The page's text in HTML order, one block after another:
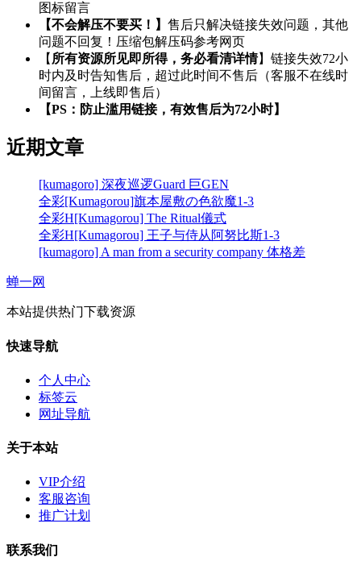
图标留言
【不会解压不要买！】 售后只解决链接失效问题，其他
问题不回复！压缩包解压码参考网页
【 所有资源所见即所得，务必看清详情】链接失效72小
时内及时告知售后，超过此时间不售后（客服不在线时
间留言，上线即售后）
【PS：防止滥用链接，有效售后为72小时】
近期文章
[kumagoro] 深夜巡逻Guard 巨GEN
全彩[Kumagorou]旗本屋敷の色欲魔1-3
全彩H[Kumagorou] The Ritual儀式
全彩H[Kumagorou] 王子与侍从阿努比斯1-3
[kumagoro] A man from a security company 体格差
蝉一网
本站提供热门下载资源
快速导航
个人中心
标签云
网址导航
关于本站
VIP介绍
客服咨询
推广计划
联系我们